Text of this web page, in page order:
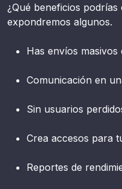
¿Qué beneficios
expondremos algunos.
Has envíos
Comunicación en
Sin usuarios
Crea accesos para
Reportes de